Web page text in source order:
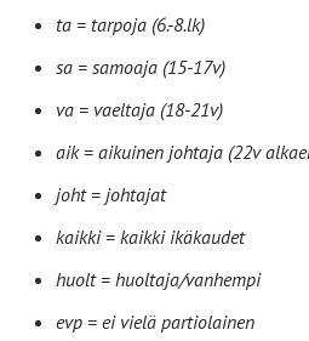
ta = tarpoja (6.-8.lk)
sa = samoaja (15-17v)
va = vaeltaja (18-21v)
aik = aikuinen johtaja (22v
joht = johtajat
kaikki = kaikki ikäkaudet
huolt = huoltaja/vanhempi
evp = ei vielä partiolainen